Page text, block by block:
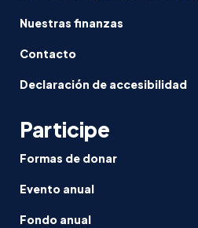
Nuestras finanzas
Contacto
Declaración de accesibilidad
Participe
Formas de donar
Evento anual
Fondo anual